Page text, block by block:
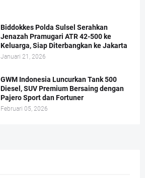
Biddokkes Polda Sulsel Serahkan
Jenazah Pramugari ATR 42-500 ke
Keluarga, Siap Diterbangkan ke Jakarta
Januari 21, 2026
GWM Indonesia Luncurkan Tank 500
Diesel, SUV Premium Bersaing dengan
Pajero Sport dan Fortuner
Februari 05, 2026